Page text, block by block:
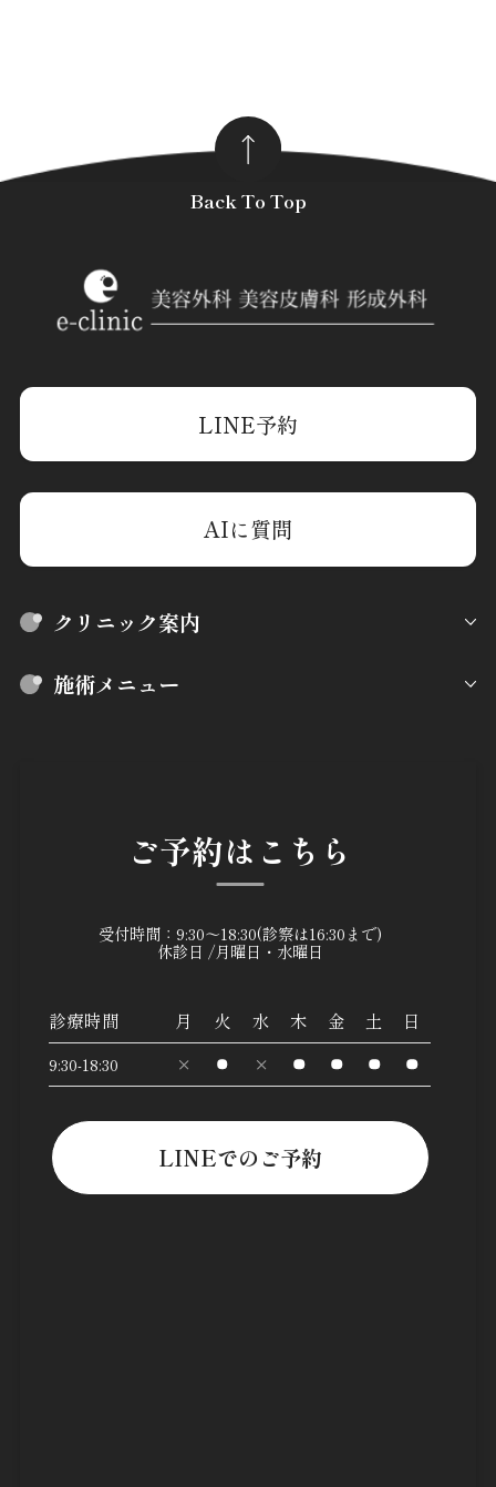
LINE予約
AIに質問
クリニック案内
施術メニュー
ご予約はこちら
受付時間：9:30～18:30(診察は16:30まで)
休診日 /月曜日・水曜日
診療時間 月 火 水 木 金 土 日
9:30-18:30
LINEでのご予約
Back To Top